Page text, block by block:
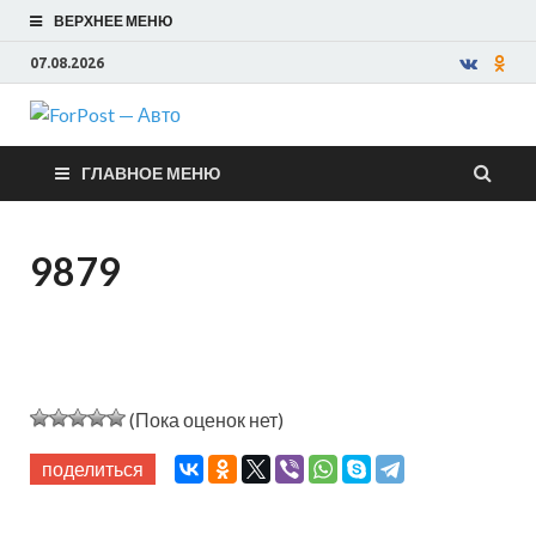
ВЕРХНЕЕ МЕНЮ
07.08.2026
ForPost —
Авто
ГЛАВНОЕ МЕНЮ
9879
(Пока оценок нет)
поделиться